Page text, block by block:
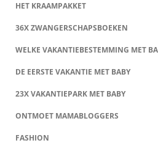
HET KRAAMPAKKET
36X ZWANGERSCHAPSBOEKEN
WELKE VAKANTIEBESTEMMING MET
DE EERSTE VAKANTIE MET BABY
23X VAKANTIEPARK MET BABY
ONTMOET MAMABLOGGERS
FASHION